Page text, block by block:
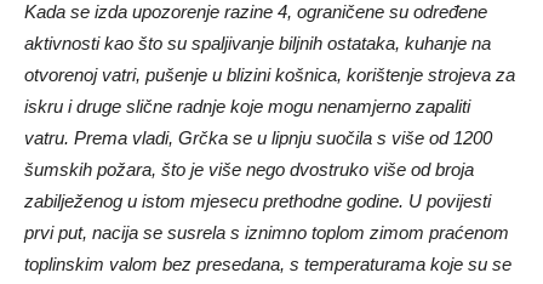
Kada se izda upozorenje razine 4, ograničene su određene
aktivnosti kao što su spaljivanje biljnih ostataka, kuhanje na
otvorenoj vatri, pušenje u blizini košnica, korištenje strojeva za
iskru i druge slične radnje koje mogu nenamjerno zapaliti
vatru. Prema vladi, Grčka se u lipnju suočila s više od 1200
šumskih požara, što je više nego dvostruko više od broja
zabilježenog u istom mjesecu prethodne godine. U povijesti
prvi put, nacija se susrela s iznimno toplom zimom praćenom
toplinskim valom bez presedana, s temperaturama koje su se